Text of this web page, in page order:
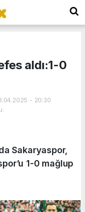
aldı:1-0
- 20:30
Sakaryaspor,
1-0 mağlup